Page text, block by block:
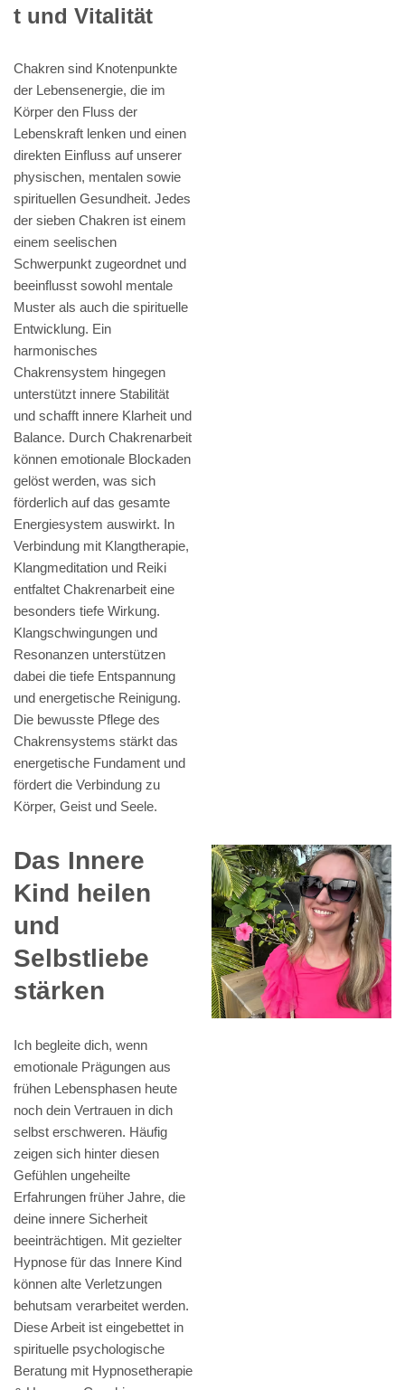
t und Vitalität
Chakren sind Knotenpunkte
der Lebensenergie, die im
Körper den Fluss der
Lebenskraft lenken und einen
direkten Einfluss auf unserer
physischen, mentalen sowie
spirituellen Gesundheit. Jedes
der sieben Chakren ist einem
einem seelischen
Schwerpunkt zugeordnet und
beeinflusst sowohl mentale
Muster als auch die spirituelle
Entwicklung. Ein
harmonisches
Chakrensystem hingegen
unterstützt innere Stabilität
und schafft innere Klarheit und
Balance. Durch Chakrenarbeit
können emotionale Blockaden
gelöst werden, was sich
förderlich auf das gesamte
Energiesystem auswirkt. In
Verbindung mit Klangtherapie,
Klangmeditation und Reiki
entfaltet Chakrenarbeit eine
besonders tiefe Wirkung.
Klangschwingungen und
Resonanzen unterstützen
dabei die tiefe Entspannung
und energetische Reinigung.
Die bewusste Pflege des
Chakrensystems stärkt das
energetische Fundament und
fördert die Verbindung zu
Körper, Geist und Seele.
Das Innere
Kind heilen
und
Selbstliebe
stärken
Ich begleite dich, wenn
emotionale Prägungen aus
frühen Lebensphasen heute
noch dein Vertrauen in dich
selbst erschweren. Häufig
zeigen sich hinter diesen
Gefühlen ungeheilte
Erfahrungen früher Jahre, die
deine innere Sicherheit
beeinträchtigen. Mit gezielter
Hypnose für das Innere Kind
können alte Verletzungen
behutsam verarbeitet werden.
Diese Arbeit ist eingebettet in
spirituelle psychologische
Beratung mit Hypnosetherapie